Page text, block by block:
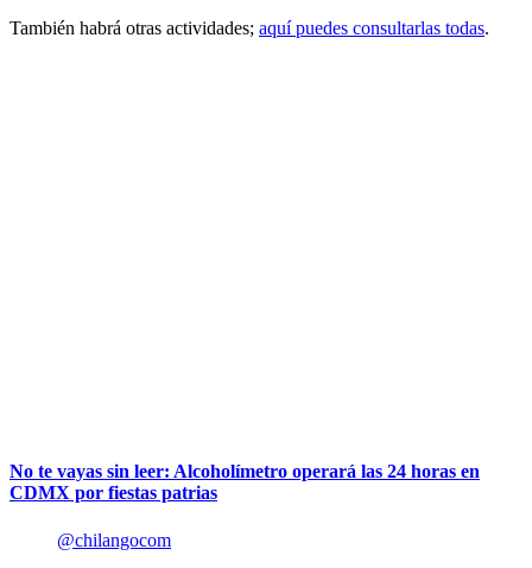
También habrá otras actividades; aquí puedes consultarlas todas.
No te vayas sin leer: Alcoholímetro operará las 24 horas en
CDMX por fiestas patrias
@chilangocom